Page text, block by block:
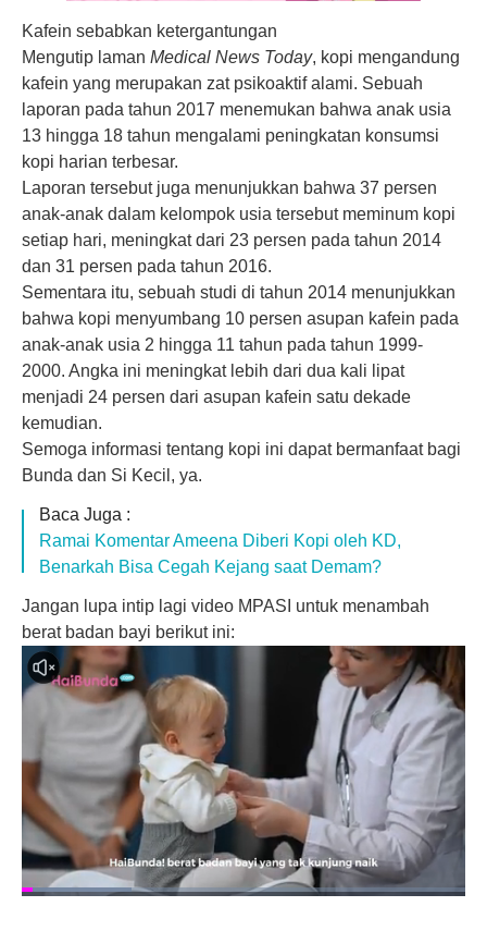
Kafein sebabkan ketergantungan
Mengutip laman Medical News Today, kopi mengandung
kafein yang merupakan zat psikoaktif alami. Sebuah
laporan pada tahun 2017 menemukan bahwa anak usia
13 hingga 18 tahun mengalami peningkatan konsumsi
kopi harian terbesar.
Laporan tersebut juga menunjukkan bahwa 37 persen
anak-anak dalam kelompok usia tersebut meminum kopi
setiap hari, meningkat dari 23 persen pada tahun 2014
dan 31 persen pada tahun 2016.
Sementara itu, sebuah studi di tahun 2014 menunjukkan
bahwa kopi menyumbang 10 persen asupan kafein pada
anak-anak usia 2 hingga 11 tahun pada tahun 1999-
2000. Angka ini meningkat lebih dari dua kali lipat
menjadi 24 persen dari asupan kafein satu dekade
kemudian.
Semoga informasi tentang kopi ini dapat bermanfaat bagi
Bunda dan Si Kecil, ya.
Baca Juga :
Ramai Komentar Ameena Diberi Kopi oleh KD,
Benarkah Bisa Cegah Kejang saat Demam?
Jangan lupa intip lagi video MPASI untuk menambah
berat badan bayi berikut ini: